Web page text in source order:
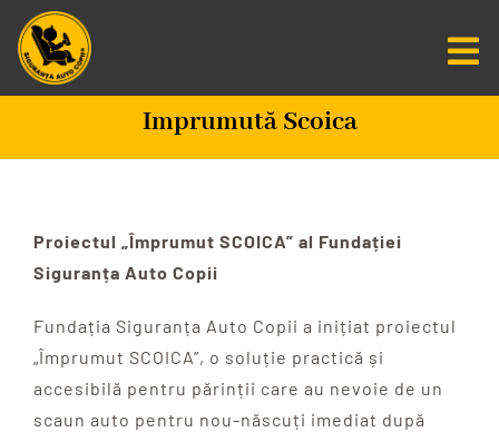
Salt
conținut
Centru De Informare
Misiunea Zero
Scaune Auto
Programare
Imprumută Scoica
Proiectul „Împrumut SCOICA” al Fundației
Siguranța Auto Copii
Fundația Siguranța Auto Copii a inițiat proiectul
„Împrumut SCOICA”, o soluție practică și
accesibilă pentru părinții care au nevoie de un
scaun auto pentru nou-născuți imediat după